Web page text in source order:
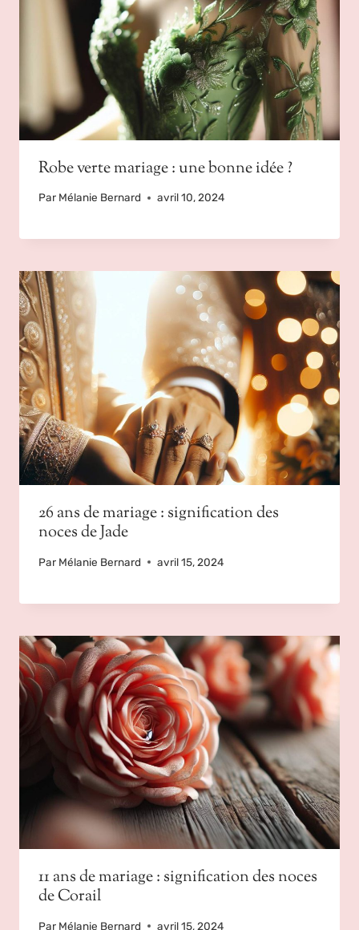
Robe verte mariage : une bonne idée ?
Par Mélanie Bernard avril 10, 2024
26 ans de mariage : signification des
noces de Jade
Par Mélanie Bernard avril 15, 2024
11 ans de mariage : signification des noces
de Corail
Par Mélanie Bernard avril 15, 2024